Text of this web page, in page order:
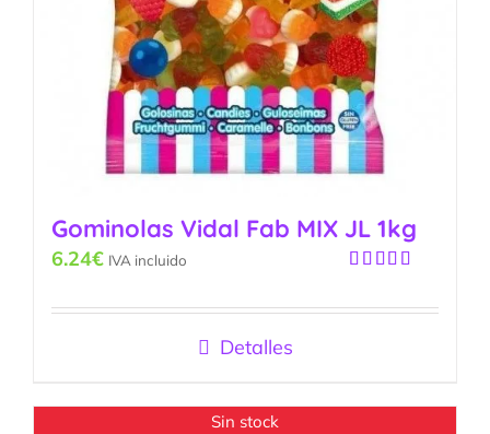
Gominolas Vidal Fab MIX JL 1kg
5
6.24€ IVA incluido
Detalles
Sin stock